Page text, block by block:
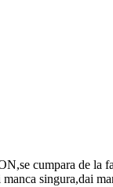
cumpara de la
singura,dai